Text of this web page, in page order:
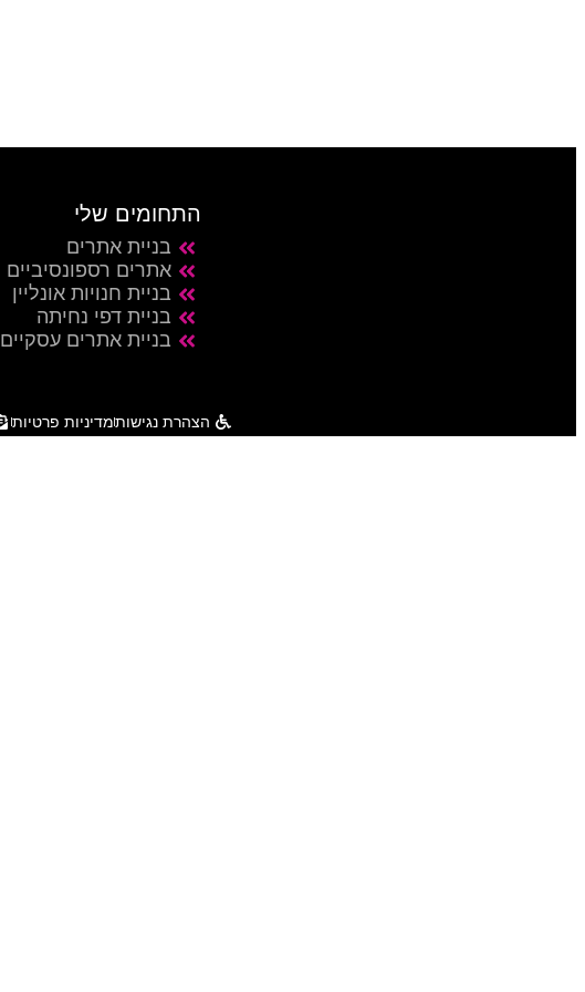
התחומים שלי
בניית אתרים
אתרים רספונסיביים
בניית חנויות אונליין
בניית דפי נחיתה
בניית אתרים עסקיים
הצהרת נגישותמדיניות פרטיות